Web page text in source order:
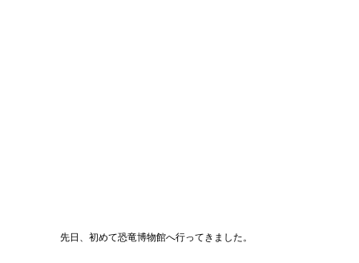
先日、初めて恐竜博物館へ行ってきました。